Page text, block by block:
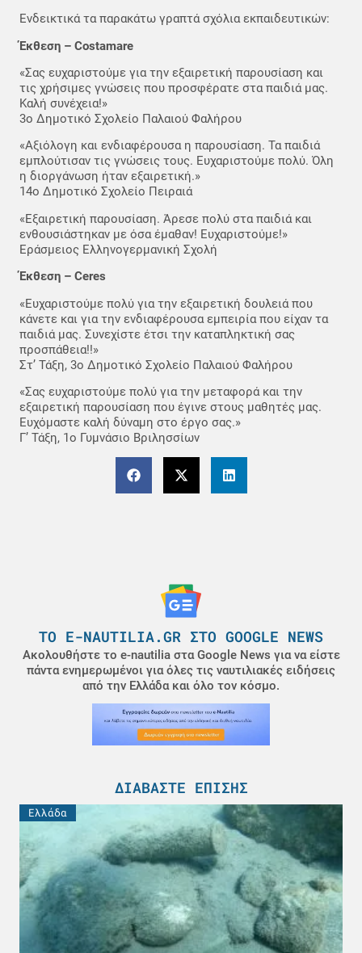
Ενδεικτικά τα παρακάτω γραπτά σχόλια εκπαιδευτικών:
Έκθεση – Costamare
«Σας ευχαριστούμε για την εξαιρετική παρουσίαση και
τις χρήσιμες γνώσεις που προσφέρατε στα παιδιά μας.
Καλή συνέχεια!»
3ο Δημοτικό Σχολείο Παλαιού Φαλήρου
«Αξιόλογη και ενδιαφέρουσα η παρουσίαση. Τα παιδιά
εμπλούτισαν τις γνώσεις τους. Ευχαριστούμε πολύ. Όλη
η διοργάνωση ήταν εξαιρετική.»
14ο Δημοτικό Σχολείο Πειραιά
«Εξαιρετική παρουσίαση. Άρεσε πολύ στα παιδιά και
ενθουσιάστηκαν με όσα έμαθαν! Ευχαριστούμε!»
Εράσμειος Ελληνογερμανική Σχολή
Έκθεση – Ceres
«Ευχαριστούμε πολύ για την εξαιρετική δουλειά που
κάνετε και για την ενδιαφέρουσα εμπειρία που είχαν τα
παιδιά μας. Συνεχίστε έτσι την καταπληκτική σας
προσπάθεια!!»
Στ’ Τάξη, 3ο Δημοτικό Σχολείο Παλαιού Φαλήρου
«Σας ευχαριστούμε πολύ για την μεταφορά και την
εξαιρετική παρουσίαση που έγινε στους μαθητές μας.
Ευχόμαστε καλή δύναμη στο έργο σας.»
Γ’ Τάξη, 1ο Γυμνάσιο Βριλησσίων
ΤΟ E-NAUTILIA.GR ΣΤΟ GOOGLE NEWS
Ακολουθήστε το e-nautilia στα Google News για να είστε
πάντα ενημερωμένοι για όλες τις ναυτιλιακές ειδήσεις
από την Ελλάδα και όλο τον κόσμο.
ΔΙΑΒΆΣΤΕ ΕΠΊΣΗΣ
Ελλάδα